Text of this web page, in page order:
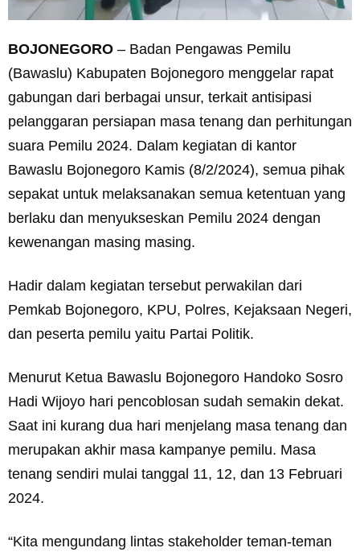
BOJONEGORO – Badan Pengawas Pemilu
(Bawaslu) Kabupaten Bojonegoro menggelar rapat
gabungan dari berbagai unsur, terkait antisipasi
pelanggaran persiapan masa tenang dan perhitungan
suara Pemilu 2024. Dalam kegiatan di kantor
Bawaslu Bojonegoro Kamis (8/2/2024), semua pihak
sepakat untuk melaksanakan semua ketentuan yang
berlaku dan menyukseskan Pemilu 2024 dengan
kewenangan masing masing.
Hadir dalam kegiatan tersebut perwakilan dari
Pemkab Bojonegoro, KPU, Polres, Kejaksaan Negeri,
dan peserta pemilu yaitu Partai Politik.
Menurut Ketua Bawaslu Bojonegoro Handoko Sosro
Hadi Wijoyo hari pencoblosan sudah semakin dekat.
Saat ini kurang dua hari menjelang masa tenang dan
merupakan akhir masa kampanye pemilu. Masa
tenang sendiri mulai tanggal 11, 12, dan 13 Februari
2024.
“Kita mengundang lintas stakeholder teman-teman